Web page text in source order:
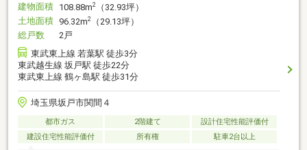
建物面積 108.88m2
（32.93坪）
土地面積 96.32m2
（29.13坪）
総戸数
2戸
東武東上線 若葉駅 徒歩3分
東武越生線 坂戸駅 徒歩22分
東武東上線 鶴ヶ島駅 徒歩31分
埼玉県坂戸市関間４
都市ガス 2階建て
設計住宅性能評価付
建設住宅性能評価付
所有権 駐車2台以上